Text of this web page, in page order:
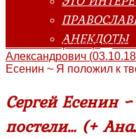
АНЕКДОТЫ
Главная страница»
Александрович
Есенин ~ Я положил к
Сергей Есенин
постели… (+